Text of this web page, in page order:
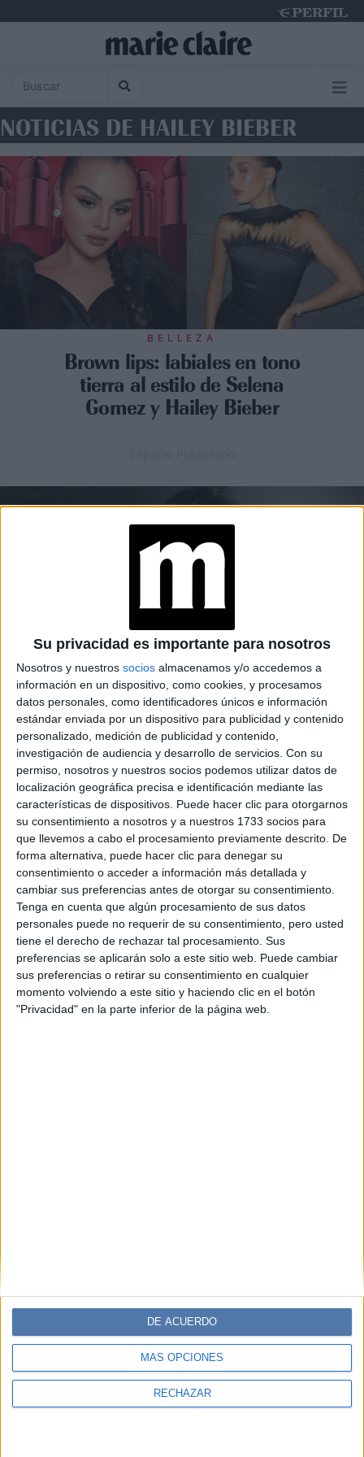
Su privacidad es importante para nosotros
Nosotros y nuestros socios almacenamos y/o accedemos a
información en un dispositivo, como cookies, y procesamos
datos personales, como identificadores únicos e información
estándar enviada por un dispositivo para publicidad y contenido
personalizado, medición de publicidad y contenido,
investigación de audiencia y desarrollo de servicios. Con su
permiso, nosotros y nuestros socios podemos utilizar datos de
localización geográfica precisa e identificación mediante las
características de dispositivos. Puede hacer clic para otorgarnos
su consentimiento a nosotros y a nuestros 1733 socios para
que llevemos a cabo el procesamiento previamente descrito. De
forma alternativa, puede hacer clic para denegar su
consentimiento o acceder a información más detallada y
cambiar sus preferencias antes de otorgar su consentimiento.
Tenga en cuenta que algún procesamiento de sus datos
personales puede no requerir de su consentimiento, pero usted
tiene el derecho de rechazar tal procesamiento. Sus
preferencias se aplicarán solo a este sitio web. Puede cambiar
sus preferencias o retirar su consentimiento en cualquier
momento volviendo a este sitio y haciendo clic en el botón
"Privacidad" en la parte inferior de la página web.
MÁS OPCIONES
RECHAZAR
DE ACUERDO
NOTICIAS DE HAILEY BIEBER
BELLEZA
Brown lips: labiales en tono
tierra al estilo de Selena
Gomez y Hailey Bieber
BELLEZA23-12-2025 11:43
El tutorial definitivo de Hailey Bieber
para llevar los labios rojos más
deseados esta Navidad
La influencer y empresaria compartió con sus seguidores
un paso a paso indispensable para lucir tus labios rojo
glossy que reviven en Navidad.
un efecto lifting sin cirugía.